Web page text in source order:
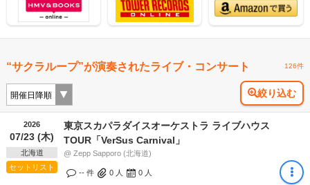
“サクラループ”が演奏されたライブ・コンサート 126件
絞り込む
2026
07/23 (木)
北海道
セットリスト
東京スカパラダイスオーケストラ ライブハウス
TOUR「VerSus Carnival」
@ Zepp Sapporo (北海道)
-- 件 0 人 0 人